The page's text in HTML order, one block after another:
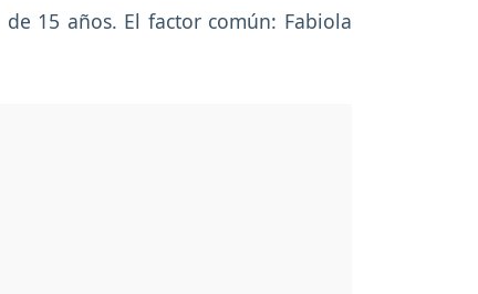
15 años. El factor común: Fabiola